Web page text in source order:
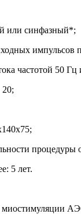
или синфазный*;
импульсов
частотой 50
процедуры
5 лет.
миостимуляции